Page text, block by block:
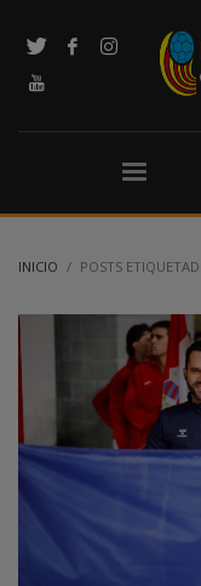
INICIO POSTS